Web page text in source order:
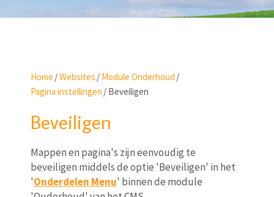
Home /Websites / Module Onderhoud /
Pagina instellingen / Beveiligen
Beveiligen
Mappen en pagina's zijn eenvoudig te
beveiligen middels de optie 'Beveiligen' in het
'Onderdelen Menu' binnen de module